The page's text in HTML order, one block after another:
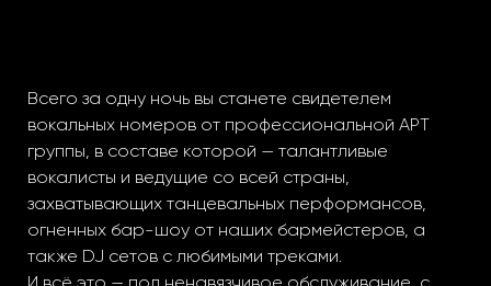
Всего за одну ночь вы станете свидетелем
вокальных номеров от профессиональной АРТ
группы, в составе которой — талантливые
вокалисты и ведущие со всей страны,
захватывающих танцевальных перформансов,
огненных бар-шоу от наших бармейстеров, а
также DJ сетов с любимыми треками.
И всё это — под ненавязчивое обслуживание с